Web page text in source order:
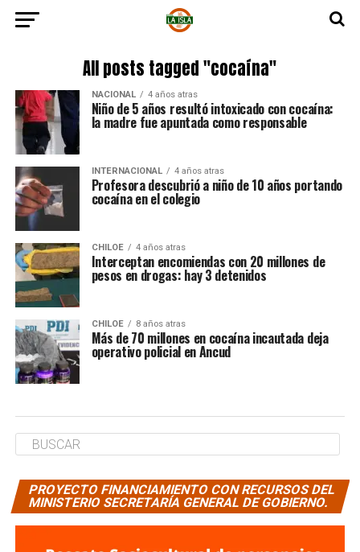
All posts tagged "cocaína"
NACIONAL 4 años atras
Niño de 5 años resultó intoxicado con cocaína:
la madre fue apuntada como responsable
INTERNACIONAL 4 años atras
Profesora descubrió a niño de 10 años portando
cocaína en el colegio
CHILOE 4 años atras
Interceptan encomiendas con 20 millones de
pesos en drogas: hay 3 detenidos
CHILOE 8 años atras
Más de 70 millones en cocaína incautada deja
operativo policial en Ancud
PROYECTO FINANCIAMIENTO CON RECURSOS DEL
MINISTERIO SECRETARÍA GENERAL DE GOBIERNO.